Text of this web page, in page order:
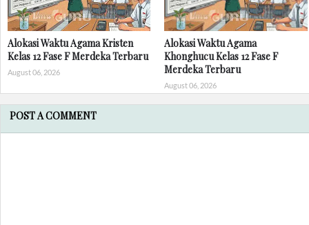
Alokasi Waktu Agama Kristen
Kelas 12 Fase F Merdeka Terbaru
August 06, 2026
Alokasi Waktu Agama
Khonghucu Kelas 12 Fase F
Merdeka Terbaru
August 06, 2026
POST A COMMENT